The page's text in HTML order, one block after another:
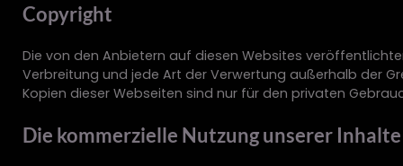
Copyright
Die von den Anbietern auf diesen Websites
Verbreitung und jede Art der Verwertung außerhalb der
Kopien dieser Webseiten sind nur für den privaten
Die kommerzielle Nutzung unserer